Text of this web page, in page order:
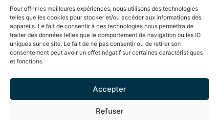
Pour offrir les meilleures expériences, nous utilisons des technologies
telles que les cookies pour stocker et/ou accéder aux informations des
appareils. Le fait de consentir à ces technologies nous permettra de
traiter des données telles que le comportement de navigation ou les ID
uniques sur ce site. Le fait de ne pas consentir ou de retirer son
consentement peut avoir un effet négatif sur certaines caractéristiques
et fonctions.
Accepter
Refuser
EN RÉGION
PARISIENNE
Service
commercial
01 69 12
44 00
87/89, avenue de la
Cour de France
91260 JUVISY SUR
ORGE